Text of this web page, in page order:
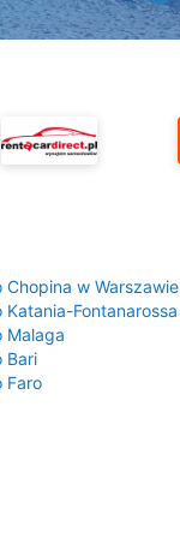
Chopina w Warszawie
Katania-Fontanarossa
Malaga
Bari
Faro